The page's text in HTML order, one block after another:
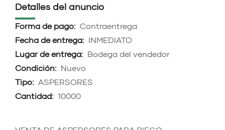
Detalles del anuncio
Forma de pago: Contraentrega
Fecha de entrega: INMEDIATO
Lugar de entrega: Bodega del vendedor
Condición: Nuevo
Tipo: ASPERSORES
Cantidad: 10000